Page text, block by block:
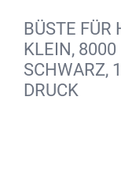
BÜSTE FÜR
KLEIN, 8000
SCHWARZ,
DRUCK